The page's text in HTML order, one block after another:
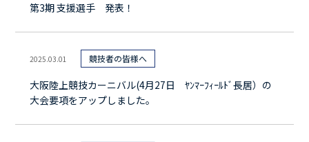
第3期 支援選手 発表！
2025.03.01 競技者の皆様へ
大阪陸上競技カーニバル(4月27日 ﾔﾝﾏｰﾌｨｰﾙﾄﾞ長居）の
大会要項をアップしました。